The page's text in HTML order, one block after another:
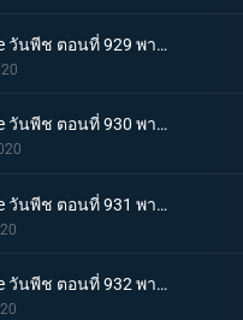
One piece วันพีช ตอนที่ 929 พากย์ไทย สายสัมพันธ์นักโทษ ลูฟี่กับปู่เฮียว!
One piece วันพีช ตอนที่ 930 พากย์ไทย หัวหน้าใหญ่! ควีนแห่งหายนะปรากฏตัว!
One piece วันพีช ตอนที่ 931 พากย์ไทย ปีนขึ้นไป ลูฟี่และการหนีตายที่เดิมพันด้วยชีวิต!
One piece วันพีช ตอนที่ 932 พากย์ไทย อยู่หรือตาย ศึกซูโม่อินเฟอร์โนของควีน